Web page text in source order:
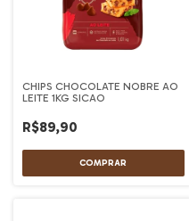
CHIPS CHOCOLATE NOBRE AO
LEITE 1KG SICAO
R$89,90